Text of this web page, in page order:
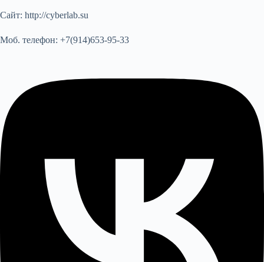
Сайт: http://cyberlab.su
Моб. телефон: +7(914)653-95-33